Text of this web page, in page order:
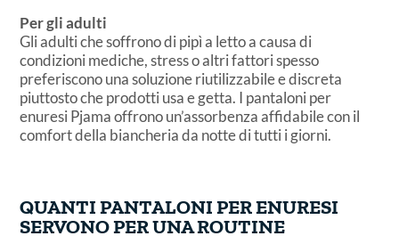
Per gli adulti
Gli adulti che soffrono di pipì a letto a causa di
condizioni mediche, stress o altri fattori spesso
preferiscono una soluzione riutilizzabile e discreta
piuttosto che prodotti usa e getta. I pantaloni per
enuresi Pjama offrono un’assorbenza affidabile con il
comfort della biancheria da notte di tutti i giorni.
QUANTI PANTALONIPER ENURESI
SERVONO PER UNA ROUTINE